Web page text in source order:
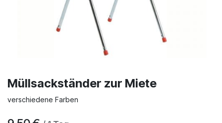
Müllsackständer zur Miete
verschiedene Farben